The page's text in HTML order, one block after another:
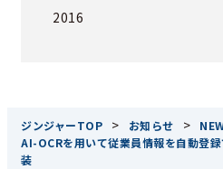
2016
ジンジャーTOP > お知らせ >
AI-OCRを用いて従業員情報を自動登
装